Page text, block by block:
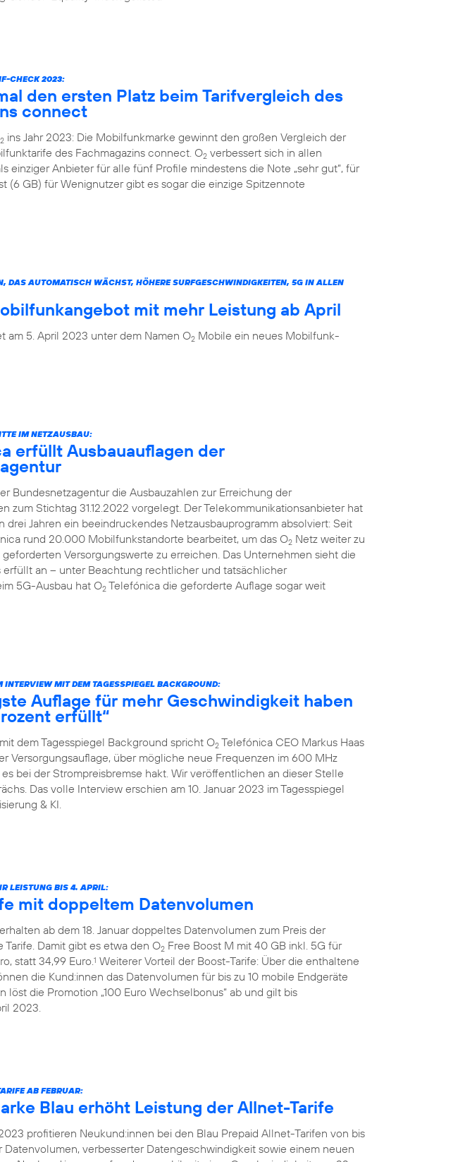
CHECK 2023:
den ersten Platz beim Tarifvergleich des
connect
2 ins Jahr 2023: Die Mobilfunkmarke gewinnt den großen Vergleich der
des Fachmagazins connect. O2 verbessert sich in allen
einziger Anbieter für alle fünf Profile mindestens die Note „sehr gut“, für
(6 GB) für Wenignutzer gibt es sogar die einzige Spitzennote
DAS AUTOMATISCH WÄCHST, HÖHERE SURFGESCHWINDIGKEITEN, 5G IN ALLEN
mit mehr Leistung ab April
am 5. April 2023 unter dem Namen O2 Mobile ein neues Mobilfunk-
IM NETZAUSBAU:
erfüllt Ausbauauflagen der
Bundesnetzagentur die Ausbauzahlen zur Erreichung der
zum Stichtag 31.12.2022 vorgelegt. Der Telekommunikationsanbieter hat
drei Jahren ein beeindruckendes Netzausbauprogramm absolviert: Seit
rund 20.000 Mobilfunkstandorte bearbeitet, um das O2 Netz weiter zu
Versorgungswerte zu erreichen. Das Unternehmen sieht die
erfüllt an – unter Beachtung rechtlicher und tatsächlicher
5G-Ausbau hat O2 Telefónica die geforderte Auflage sogar weit
MIT DEM TAGESSPIEGEL BACKGROUND:
Auflage für mehr Geschwindigkeit haben
erfüllt“
dem Tagesspiegel Background spricht O2 Telefónica CEO Markus Haas
Versorgungsauflage, über mögliche neue Frequenzen im 600 MHz
bei der Strompreisbremse hakt. Wir veröffentlichen an dieser Stelle
Das volle Interview erschien am 10. Januar 2023 im Tagesspiegel
& KI.
LEISTUNG BIS 4. APRIL:
mit doppeltem Datenvolumen
ab dem 18. Januar doppeltes Datenvolumen zum Preis der
Tarife. Damit gibt es etwa den O2 Free Boost M mit 40 GB inkl. 5G für
statt 34,99 Euro.1 Weiterer Vorteil der Boost-Tarife: Über die enthaltene
die Kund:innen das Datenvolumen für bis zu 10 mobile Endgeräte
löst die Promotion „100 Euro Wechselbonus“ ab und gilt bis
2023.
AB FEBRUAR:
Blau erhöht Leistung der Allnet-Tarife
profitieren Neukund:innen bei den Blau Prepaid Allnet-Tarifen von bis
Datenvolumen, verbesserter Datengeschwindigkeit sowie einem neuen